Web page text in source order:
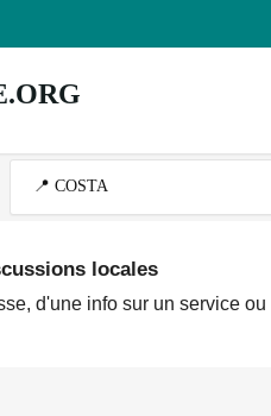
locales
d'une info sur un service